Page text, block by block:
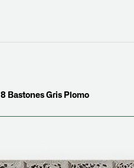
8 Bastones Gris Plomo